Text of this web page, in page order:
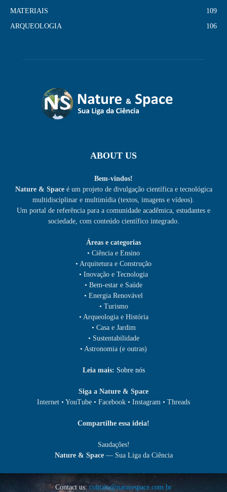
MATERIAIS
109
ARQUEOLOGIA
106
ABOUT US
Bem-vindos!
Nature & Spaceé um projeto de divulgação científica e tecnológica
multidisciplinar e multimídia (textos, imagens e vídeos).
Um portal de referência para a comunidade acadêmica, estudantes e
sociedade, com conteúdo científico integrado.
Áreas e categorias
• Ciência e Ensino
• Arquitetura e Construção
• Inovação e Tecnologia
• Bem-estar e Saúde
• Energia Renovável
• Turismo
• Arqueologia e História
• Casa e Jardim
• Sustentabilidade
• Astronomia (e outras)
Leia mais: Sobre nós
Siga a Nature & Space
Internet • YouTube • Facebook • Instagram • Threads
Compartilhe essa ideia!
Saudações!
Nature & Space— Sua Liga da Ciência
Contact us: contato@naturespace.com.br